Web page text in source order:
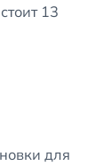
13
для